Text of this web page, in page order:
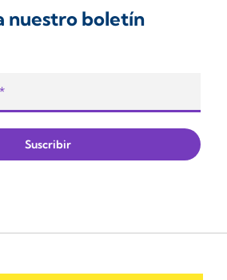
nuestro boletín